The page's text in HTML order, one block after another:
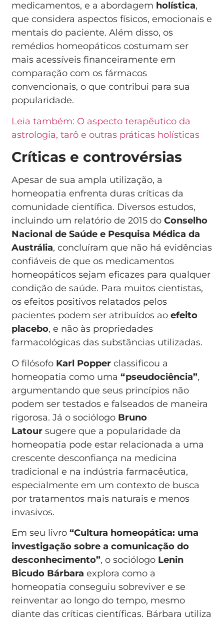
medicamentos, e a abordagem holística,
que considera aspectos físicos, emocionais e
mentais do paciente. Além disso, os
remédios homeopáticos costumam ser
mais acessíveis financeiramente em
comparação com os fármacos
convencionais, o que contribui para sua
popularidade.
Leia também: O aspecto terapêutico da
astrologia, tarô e outras práticas holísticas
Críticas e controvérsias
Apesar de sua ampla utilização, a
homeopatia enfrenta duras críticas da
comunidade científica. Diversos estudos,
incluindo um relatório de 2015 doConselho
Nacional de Saúde e Pesquisa Médica da
Austrália, concluíram que não há evidências
confiáveis de que os medicamentos
homeopáticos sejam eficazes para qualquer
condição de saúde. Para muitos cientistas,
os efeitos positivos relatados pelos
pacientes podem ser atribuídos aoefeito
placebo, e não às propriedades
farmacológicas das substâncias utilizadas.
O filósofo Karl Popper classificou a
homeopatia como uma“pseudociência”,
argumentando que seus princípios não
podem ser testados e falseados de maneira
rigorosa. Já o sociólogo Bruno
Latour sugere que a popularidade da
homeopatia pode estar relacionada a uma
crescente desconfiança na medicina
tradicional e na indústria farmacêutica,
especialmente em um contexto de busca
por tratamentos mais naturais e menos
invasivos.
Em seu livro“Cultura homeopática: uma
investigação sobre a comunicação do
desconhecimento”, o sociólogo Lenin
Bicudo Bárbara explora como a
homeopatia conseguiu sobreviver e se
reinventar ao longo do tempo, mesmo
diante das críticas científicas. Bárbara utiliza